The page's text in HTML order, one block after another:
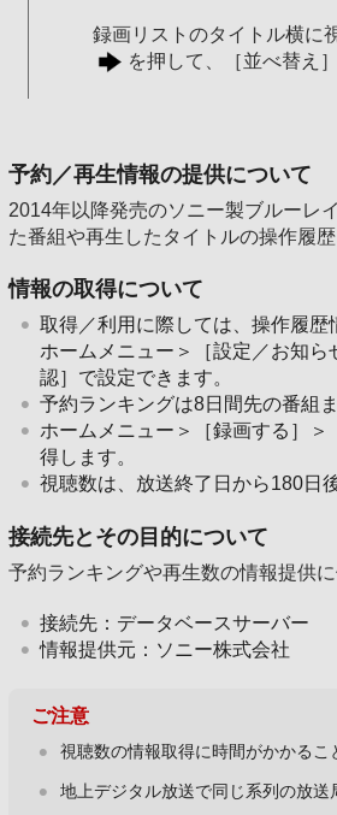
録画リストのタイトル横に
を押して、［並べ替え
予約／再生情報の提供について
2014年以降発売のソニー製ブルーレ
た番組や再生したタイトルの操作履
情報の取得について
取得／利用に際しては、操作履歴
ホームメニュー＞［設定／お知
認］で設定できます。
予約ランキングは8日間先の番組
ホームメニュー＞［録画する］
得します。
視聴数は、放送終了日から180日
接続先とその目的について
予約ランキングや再生数の情報提供
接続先：データベースサーバー
情報提供元：ソニー株式会社
ご注意
視聴数の情報取得に時間がかかるこ
地上デジタル放送で同じ系列の放送